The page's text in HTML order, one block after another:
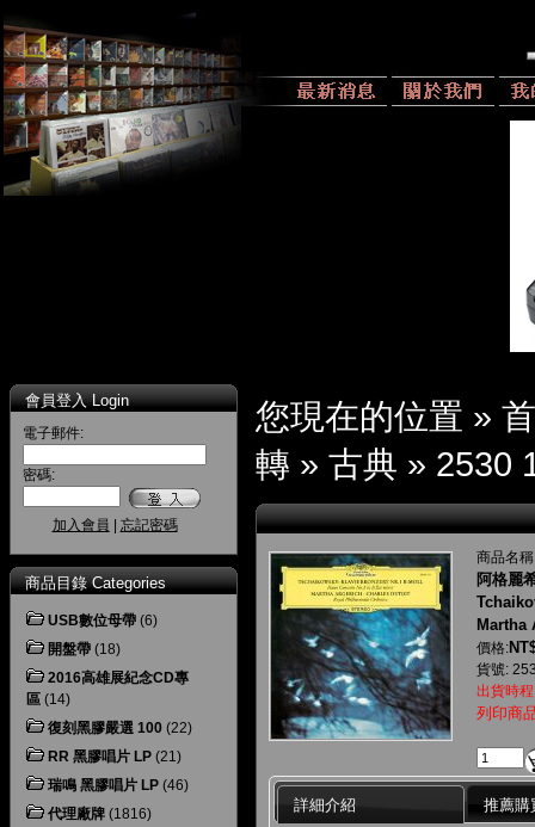
會員登入 Login
電子郵件:
密碼:
加入會員 忘記密碼
商品目錄 Categories
USB數位母帶 (6)
開盤帶 (18)
2016高雄展紀念CD專
區 (14)
復刻黑膠嚴選 100 (22)
RR 黑膠唱片 LP (21)
瑞鳴 黑膠唱片 LP (46)
代理廠牌 (1816)
您現在的位置 »
轉 » 古典 » 2530
商品名
阿格麗
Martha
價格:
貨號:
出貨時
列印商
詳細介紹 推薦購